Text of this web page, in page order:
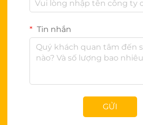
Tin nhắn
GỬI